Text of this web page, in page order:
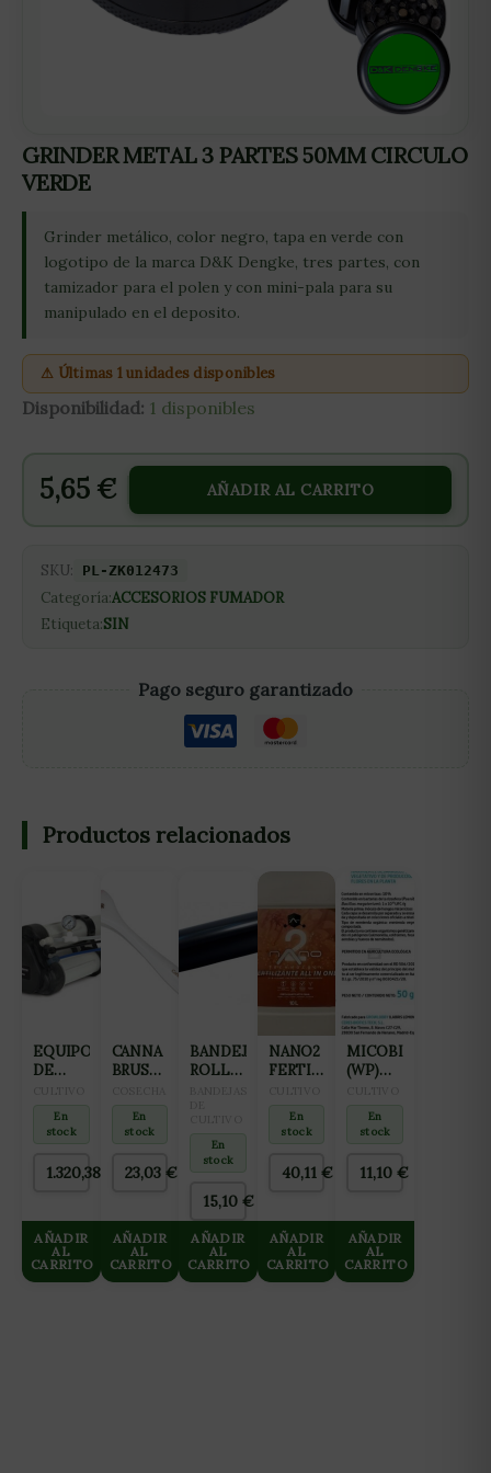
GRINDER METAL 3 PARTES 50MM CIRCULO
VERDE
Grinder metálico, color negro, tapa en verde con
logotipo de la marca D&K Dengke, tres partes, con
tamizador para el polen y con mini-pala para su
manipulado en el deposito.
⚠ Últimas 1 unidades disponibles
Disponibilidad: 1 disponibles
5,65 € AÑADIR AL CARRITO
SKU: PL-ZK012473
Categoría:ACCESORIOS FUMADOR
Etiqueta:SIN
Pago seguro garantizado
Productos relacionados
EQUIPO
DE
INVERSA
GROWMAX
L/DIA
HASTA
En
stock
1.320,38
AÑADIR
AL
CARRITO
CANNA
BRUSH
CORTE
En
stock
23,03 €
AÑADIR
AL
CARRITO
BANDEJA
ROLL
En
stock
15,10€
AÑADIR
AL
CARRITO
NANO2
FERTILIZANTE
ONE
(FLORACIÓN
FINALIZACIÓN)
10L
En
stock
40,11 €
AÑADIR
AL
CARRITO
MICOBIOMA
(WP)
En
stock
11,10€
AÑADIR
AL
CARRITO